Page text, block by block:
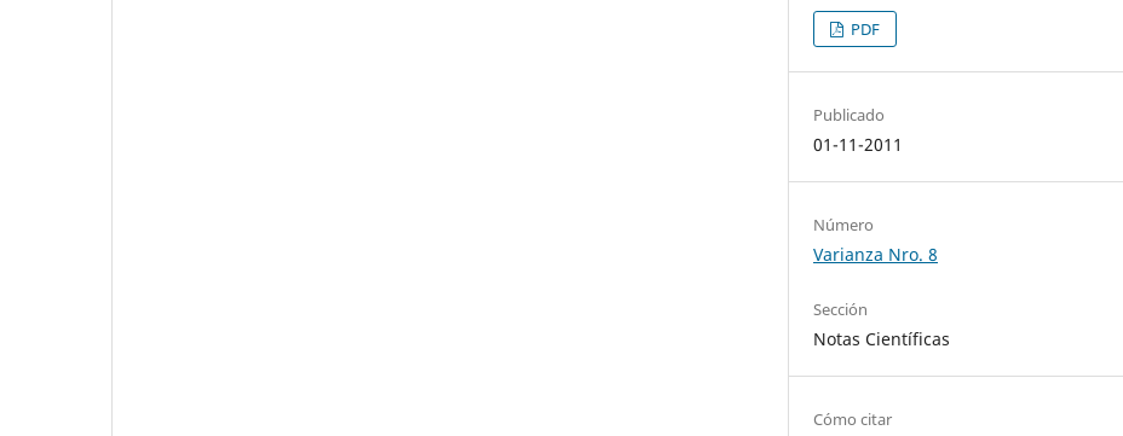
PDF
Publicado
01-11-2011
Número
Varianza Nro. 8
Sección
Notas Científicas
Cómo citar